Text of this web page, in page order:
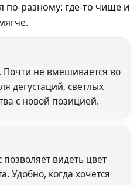
разному: где-то чище и
не вмешивается во
дегустаций, светлых
с новой позицией.
видеть цвет
Удобно, когда хочется